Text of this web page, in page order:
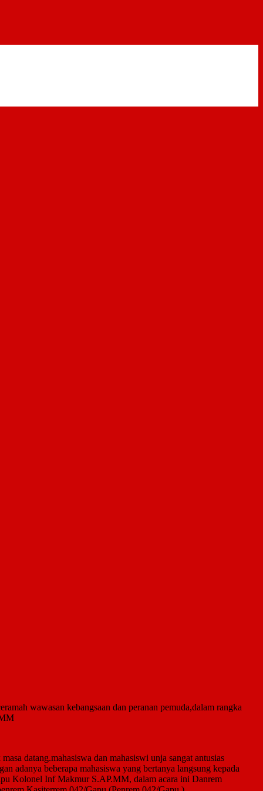
wawasan kebangsaan dan peranan pemuda,dalam rangka
datang.mahasiswa dan mahasiswi unja sangat antusias
adanya beberapa mahasiswa yang bertanya langsung kepada
Kolonel Inf Makmur S.AP.MM, dalam acara ini Danrem